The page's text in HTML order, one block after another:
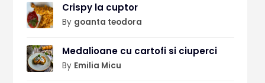
Crispy la cuptor
By goanta teodora
Medalioane cu cartofi si ciuperci
By Emilia Micu